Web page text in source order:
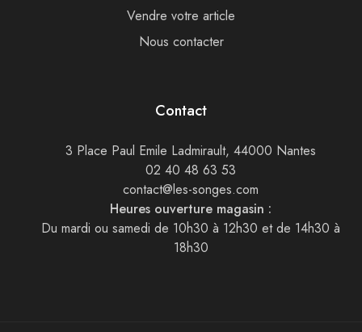
Vendre votre article
Nous contacter
Contact
3 Place Paul Emile Ladmirault, 44000 Nantes
02 40 48 63 53
contact@les-songes.com
Heures ouverture magasin :
Du mardi ou samedi de 10h30 à 12h30 et de 14h30 à
18h30